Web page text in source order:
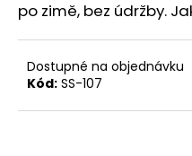
po zimě, bez údržby.
Dostupné na objednávku
Kód: SS-107
p
o
u